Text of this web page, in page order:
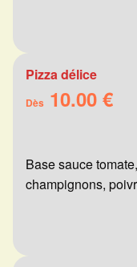
Pizza délice
Dès 10.00 €
Base sauce
champignons,